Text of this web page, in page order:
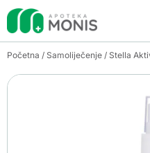
Početna / Samoliječenje / Stella